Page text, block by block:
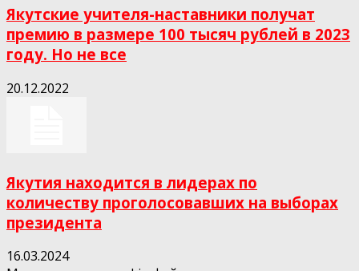
Якутские учителя-наставники получат
премию в размере 100 тысяч рублей в 2023
году. Но не все
20.12.2022
Якутия находится в лидерах по
количеству проголосовавших на выборах
президента
16.03.2024